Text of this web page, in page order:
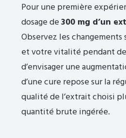
Pour une première
dosage de300 mg d’un
Observez les
et votre vitalité pendant
d’envisager une
d’une cure repose sur la
qualité de l’extrait choisi
quantité brute ingérée.